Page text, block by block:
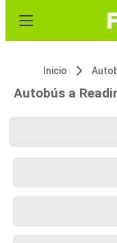
Inicio
Autobús a